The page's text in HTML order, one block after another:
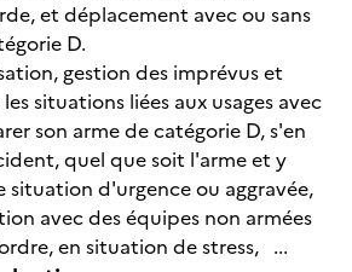
et déplacement avec ou sans
D.
gestion des imprévus et
situations liées aux usages avec
son arme de catégorie D, s'en
quel que soit l'arme et y
situation d'urgence ou aggravée,
avec des équipes non armées
en situation de stress, ...